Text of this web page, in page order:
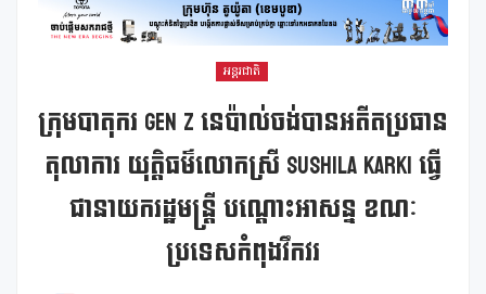
អន្តរជាតិ
ក្រុមបាតុករ Gen Z នេប៉ាល់ចង់បានអតីតប្រធាន
តុលាការ យុត្តិធម៌លោកស្រី Sushila Karki ធ្វើ
ជានាយករដ្ឋមន្ត្រី បណ្ដោះអាសន្ន ខណៈ
ប្រទេសកំពុងវឹកវរ